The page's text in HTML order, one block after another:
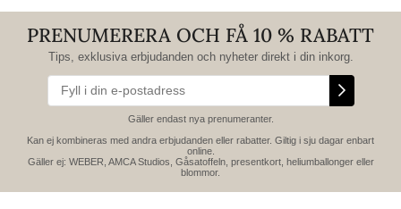
PRENUMERERA OCH FÅ 10 % RABATT
Tips, exklusiva erbjudanden och nyheter direkt i din inkorg.
Gäller endast nya prenumeranter.
Kan ej kombineras med andra erbjudanden eller rabatter. Giltig i sju dagar enbart
online.
Gäller ej: WEBER, AMCA Studios, Gåsatoffeln, presentkort, heliumballonger eller
blommor.